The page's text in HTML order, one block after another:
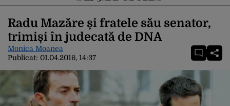
Radu Mazăre și fratele său senator,
trimiși în judecată de DNA
Monica Moanea
Publicat: 01.04.2016, 14:37